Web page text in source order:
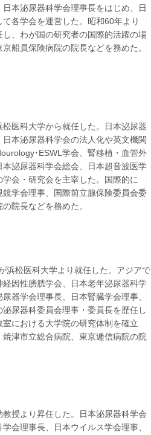
本泌尿器科学会理事長をはじめ、日
各学会を運営した。昭和60年より
、わが国の研究者の国際的活躍の場
船員保険病院の院長などを務めた。
医科大学から就任した。日本泌尿器
本泌尿器科学会の法人化や英文機関
･ESWL学会、腎移植・血管外
泌尿器科学会総会、日本超音波医学
会・研究会を主宰した。国際的に
学会理事、国際前立腺保険委員会委
院長などを務めた。
松医科大学より就任した。アジアで
因性膀胱学会、日本老年泌尿器科学
器学会理事長、日本腎臓学会理事、
尿器科委員会理事・委員長を歴任し
における大学院の研究体制を確立
津市立総合病院、東京逓信病院の院
授より昇任した。日本泌尿器科学会
会理事長、日本ウイルス学会理事、